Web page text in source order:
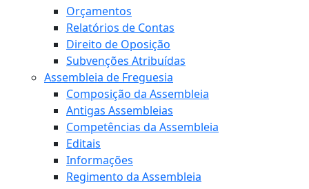
Orçamentos
Relatórios de Contas
Direito de Oposição
Subvenções Atribuídas
Assembleia de Freguesia
Composição da Assembleia
Antigas Assembleias
Competências da Assembleia
Editais
Informações
Regimento da Assembleia